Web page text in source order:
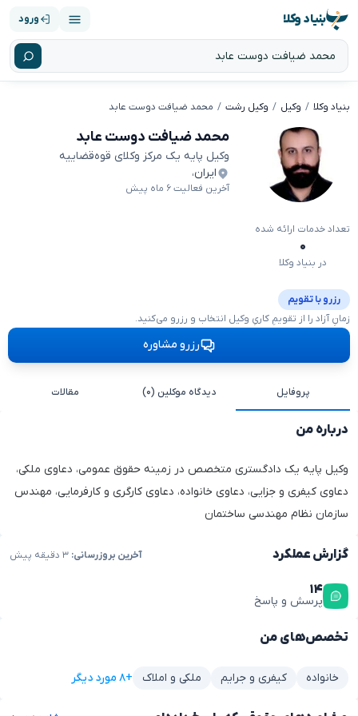
بنیاد وکلا ورود
بنیاد وکلا وکیل وکیل رشت محمد ضیافت دوست عابد
محمد ضیافت دوست عابد
وکیل پایه یک مرکز وکلای قوه‌قضاییه
ایران،
آخرین فعالیت ۶ ماه پیش
تعداد خدمات ارائه شده
۰
در بنیاد وکلا
رزرو با تقویم
زمانِ آزاد را از تقویمِ کاریِ وکیل انتخاب و رزرو می‌کنید.
رزرو مشاوره
پروفایل دیدگاه موکلین (۰) مقالات
درباره من
وکیل پایه یک دادگستری متخصص در زمینه حقوق عمومی، دعاوی ملکی،
دعاوی کیفری و جزایی، دعاوی خانواده، دعاوی کارگری و کارفرمایی، مهندس
سازمان نظام مهندسی ساختمان
گزارش عملکرد آخرین بروزرسانی:
۱۴
پرسش و پاسخ
تخصص‌های من
خانواده کیفری و جرایم ملکی و املاک +۸ مورد دیگر